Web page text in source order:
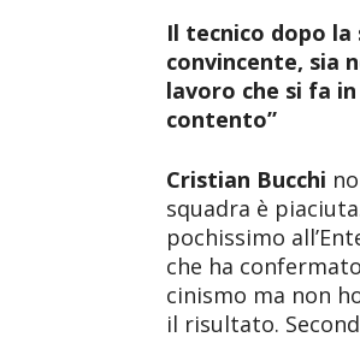
Il tecnico dopo
convincente, sia
lavoro che si fa
contento”
Cristian Bucchi
squadra è
pochissimo
che ha
cinismo ma non
il risultato.